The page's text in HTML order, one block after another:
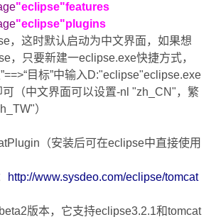
"eclipse"features
"eclipse"plugins
，这时默认启动为中文界面，如果想
，只要新建一eclipse.exe快捷方式，
”==>“目标”中输入 D:"eclipse"eclipse.exe
可（中文界面可以设置-nl "zh_CN"，繁
）
（安装后可在eclipse中直接使用
http://www.sysdeo.com/eclipse/tomcat
版本，它支持eclipse3.2.1和tomcat